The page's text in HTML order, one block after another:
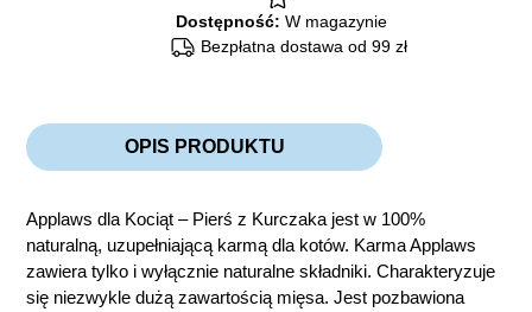
Dostępność: W magazynie
Bezpłatna dostawa od 99 zł
OPIS PRODUKTU
Applaws dla Kociąt – Pierś z Kurczaka jest w 100%
naturalną, uzupełniającą karmą dla kotów. Karma Applaws
zawiera tylko i wyłącznie naturalne składniki. Charakteryzuje
się niezwykle dużą zawartością mięsa. Jest pozbawiona